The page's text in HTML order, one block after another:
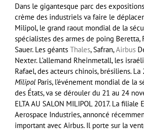
Dans le gigantesque parc des
crème des industriels va faire le
Milipol, le grand raout mondial de la
spécialistes des armes de poing Beretta,
Sauer. Les géants Thales, Safran,Airbus
Nexter. L’allemand Rheinmetall, les
Rafael, des acteurs chinois, brésiliens. La
Milipol Paris, l’événement mondial de la
des États, va se dérouler du 21 au 24
ELTA AU SALON MILIPOL 2017. La filiale
Aerospace Industries, annoncé
important avec Airbus. Il porte sur la